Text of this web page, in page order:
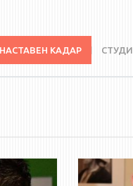
НАСТАВЕН КАДАР